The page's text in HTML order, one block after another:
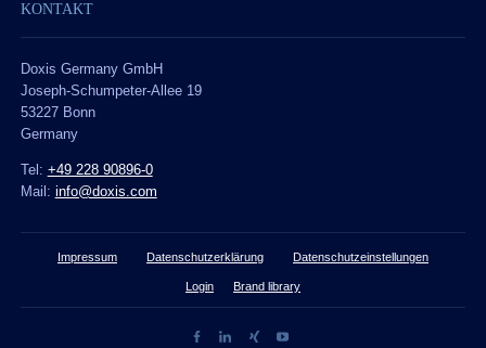
KONTAKT
Doxis Germany GmbH
Joseph-Schumpeter-Allee 19
53227 Bonn
Germany
Tel: +49 228 90896-0
Mail: info@doxis.com
Impressum Datenschutzerklärung Datenschutzeinstellungen
Login Brand library